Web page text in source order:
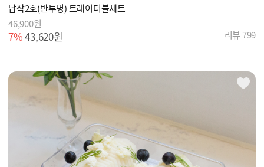
납작2호(반투명) 트레이더블세트
46,900원
7%43,620원 리뷰 799